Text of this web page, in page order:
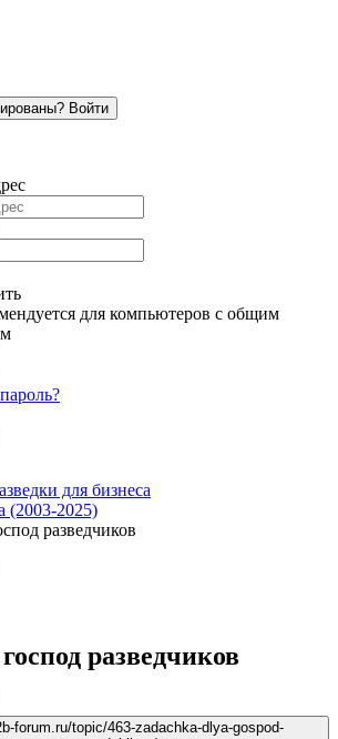
Войти
для компьютеров с общим
для бизнеса
(2003-2025)
разведчиков
разведчиков
forum.ru/topic/463-zadachka-dlya-gospod-